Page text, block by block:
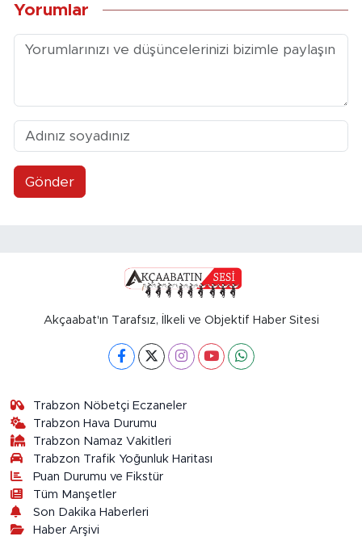
Yorumlar
Gönder
Akçaabat'ın Tarafsız, İlkeli ve Objektif Haber Sitesi
Trabzon Nöbetçi Eczaneler
Trabzon Hava Durumu
Trabzon Namaz Vakitleri
Trabzon Trafik Yoğunluk Haritası
Puan Durumu ve Fikstür
Tüm Manşetler
Son Dakika Haberleri
Haber Arşivi